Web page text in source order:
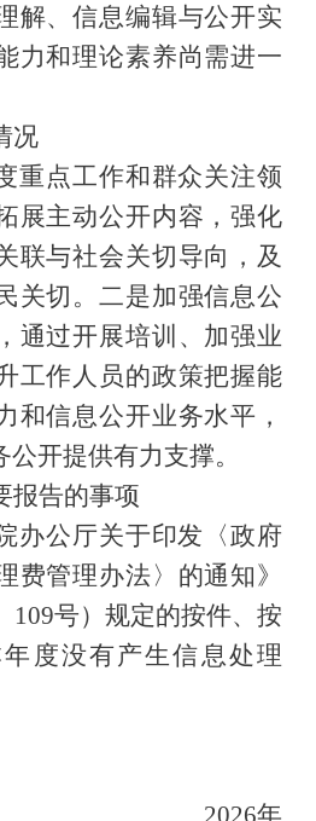
解、信息编辑与公开实
力和理论素养尚需进一
况
重点工作和群众关注领
展主动公开内容，强化
联与社会关切导向， 及
关切。二是加强信息公
通过开展培训、加强业
工作人员的政策把握能
和信息公开业务水平，
开提供有力支撑。
报告的事项
办公厅关于印发〈政府
费管理办法〉的通知》
109号）规定的按件、按
度没有产生信息处理
2026年